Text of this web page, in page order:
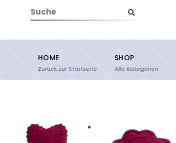
Suche starten
HOME
Zurück zur Startseite
SHOP
Alle Kategorien